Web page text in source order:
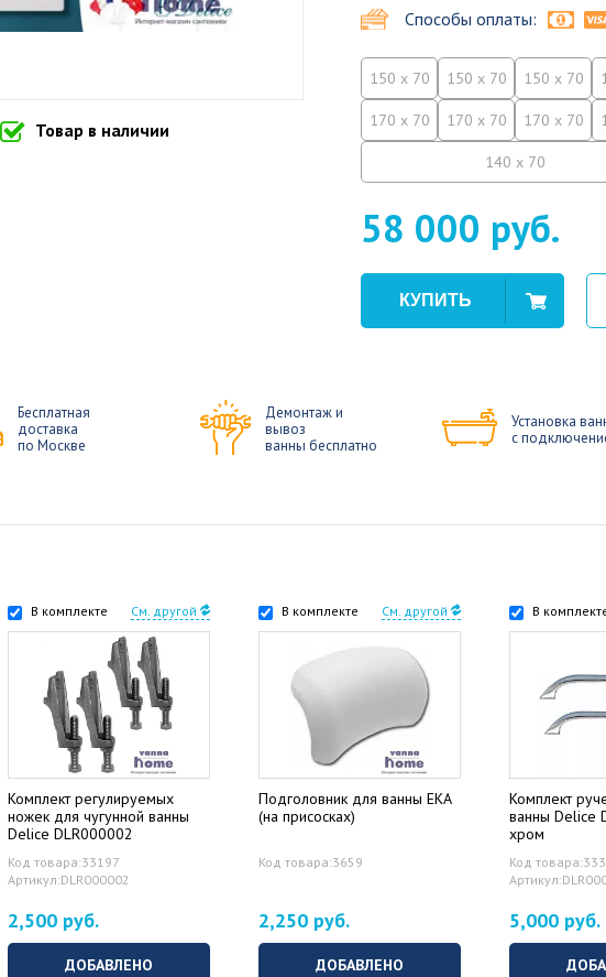
Товар в наличии
Способы оплаты:
150 x 70 150 x 70 150 x 70
170 x 70 170 x 70 170 x 70
140 x 70
58 000 руб.
Бесплатная
доставка
по Москве
Демонтаж и
вывоз
ванны бесплатно
Установка
с
В комплекте См. другой
Комплект регулируемых
ножек для чугунной ванны
Delice DLR000002
Код товара:33197
Артикул:DLR000002
2,500 руб.
ДОБАВЛЕНО
В комплекте См. другой
Подголовник для ванны EKA
(на присосках)
Код товара:3659
2,250 руб.
ДОБАВЛЕНО
В
Комплект
ванны Delice
хром
Код
5,000 руб.